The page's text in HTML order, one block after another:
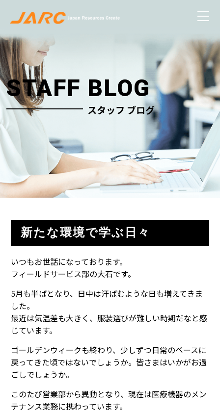
STAFF BLOG
スタッフ ブログ
新たな環境で学ぶ日々
いつもお世話になっております。
フィールドサービス部の大石です。
5月も半ばとなり、日中は汗ばむような日も増えてきま
した。
最近は気温差も大きく、服装選びが難しい時期だなと感
じています。
ゴールデンウィークも終わり、少しずつ日常のペースに
戻ってきた頃ではないでしょうか。皆さまはいかがお過
ごしでしょうか。
このたび営業部から異動となり、現在は医療機器のメン
テナンス業務に携わっています。